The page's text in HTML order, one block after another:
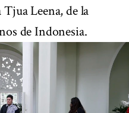
Leena, de la
de Indonesia.